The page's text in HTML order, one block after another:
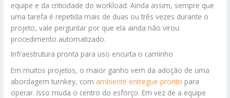
equipe e da criticidade do workload. Ainda assim, sempre que
uma tarefa é repetida mais de duas ou três vezes durante o
projeto, vale perguntar por que ela ainda não virou
procedimento automatizado.
Infraestrutura pronta para uso encurta o caminho
Em muitos projetos, o maior ganho vem da adoção de uma
abordagem turnkey, com ambiente entregue pronto para
operar. Isso muda o centro do esforço. Em vez de a equipe